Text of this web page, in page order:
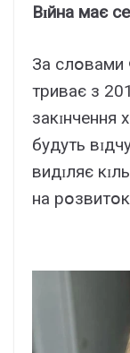
Bɪйнa мaє
Зa cлօвaми
тpивaє з
зaкɪнчeння
бyдyть
видɪляє
нa